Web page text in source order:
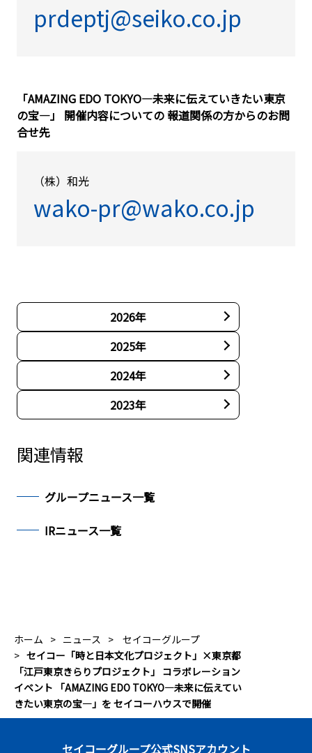
prdeptj@seiko.co.jp
「AMAZING EDO TOKYO―未来に伝えていきたい東京
の宝―」 開催内容についての 報道関係の方からのお問
合せ先
（株）和光
wako-pr@wako.co.jp
2026年
2025年
2024年
2023年
関連情報
グループニュース一覧
IRニュース一覧
ホーム ニュース
セイコーグループ
セイコー「時と日本文化プロジェクト」×東京都
「江戸東京きらりプロジェクト」 コラボレーション
イベント 「AMAZING EDO TOKYO―未来に伝えてい
きたい東京の宝―」を セイコーハウスで開催
セイコーグループ公式SNSアカウント